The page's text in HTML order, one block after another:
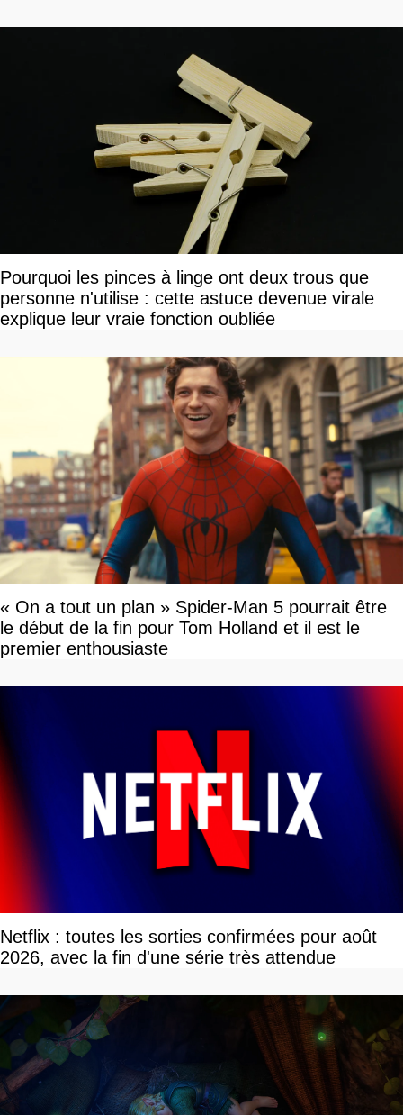
Pourquoi les pinces à linge ont deux trous que
personne n'utilise : cette astuce devenue virale
explique leur vraie fonction oubliée
« On a tout un plan » Spider-Man 5 pourrait être
le début de la fin pour Tom Holland et il est le
premier enthousiaste
Netflix : toutes les sorties confirmées pour août
2026, avec la fin d'une série très attendue